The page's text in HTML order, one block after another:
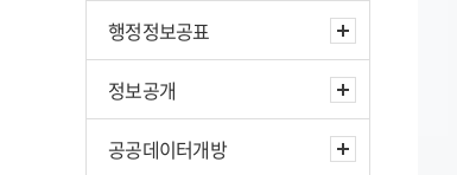
행정정보공표
정보공개
공공데이터개방